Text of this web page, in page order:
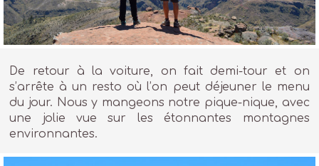
De retour à la voiture, on fait demi-tour et on
s’arrête à un resto où l’on peut déjeuner le menu
du jour. Nous y mangeons notre pique-nique, avec
une jolie vue sur les étonnantes montagnes
environnantes.